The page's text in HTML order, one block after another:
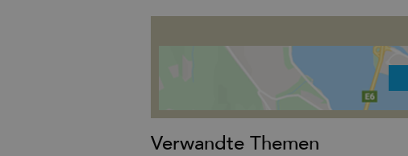
Verwandte Themen